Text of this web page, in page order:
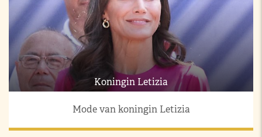
Koningin Letizia
Mode van koningin Letizia